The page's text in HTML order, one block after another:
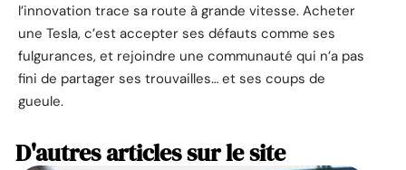
l’innovation trace sa route à grande vitesse. Acheter
une Tesla, c’est accepter ses défauts comme ses
fulgurances, et rejoindre une communauté qui n’a pas
fini de partager ses trouvailles… et ses coups de
gueule.
D'autres articles sur le site